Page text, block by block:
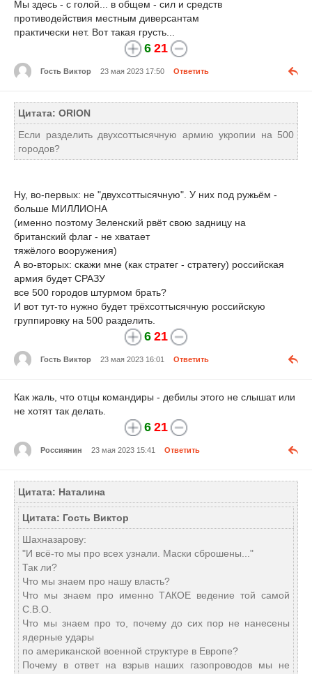
Мы здесь - с голой... в общем - сил и средств
противодействия местным диверсантам
практически нет. Вот такая грусть...
6 21
Гость Виктор 23 мая 2023 17:50 Ответить
Цитата: ORION
Если разделить двухсоттысячную армию укропии на 500
городов?
Ну, во-первых: не "двухсоттысячную". У них под ружьём -
больше МИЛЛИОНА
(именно поэтому Зеленский рвёт свою задницу на
британский флаг - не хватает
тяжёлого вооружения)
А во-вторых: скажи мне (как стратег - стратегу) российская
армия будет СРАЗУ
все 500 городов штурмом брать?
И вот тут-то нужно будет трёхсоттысячную российскую
группировку на 500 разделить.
6 21
Гость Виктор 23 мая 2023 16:01 Ответить
Как жаль, что отцы командиры - дебилы этого не слышат или
не хотят так делать.
6 21
Россиянин 23 мая 2023 15:41 Ответить
Цитата: Наталина
Цитата: Гость Виктор
Шахназарову:
"И всё-то мы про всех узнали. Маски сброшены..."
Так ли?
Что мы знаем про нашу власть?
Что мы знаем про именно ТАКОЕ ведение той самой
С.В.О.
Что мы знаем про то, почему до сих пор не нанесены
ядерные удары
по американской военной структуре в Европе?
Почему в ответ на взрыв наших газопроводов мы не